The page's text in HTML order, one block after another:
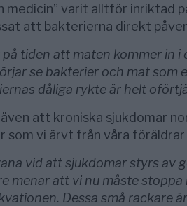
medicin” varit alltför inriktad
att bakterierna direkt
på tiden att maten kommer in
se bakterier och mat som
dåliga rykte är helt
att kroniska sjukdomar
som vi ärvt från våra
vid att sjukdomar styrs av
menar att vi nu måste stoppa
Dessa små rackare